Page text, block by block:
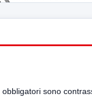
obbligatori sono